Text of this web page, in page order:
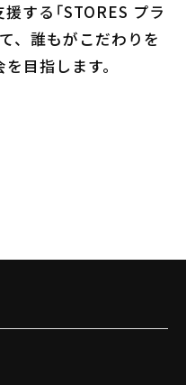
する「STORES プラ
、誰もがこだわりを
目指します。